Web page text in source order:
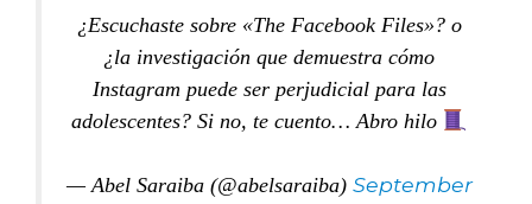
¿Escuchaste sobre «The Facebook Files»? o
¿la investigación que demuestra cómo
Instagram puede ser perjudicial para las
adolescentes? Si no, te cuento… Abro hilo
— Abel Saraiba (@abelsaraiba) September